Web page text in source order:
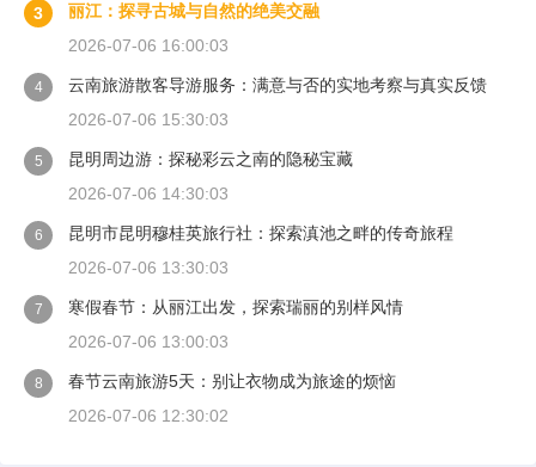
3
丽江：探寻古城与自然的绝美交融
2026-07-06 16:00:03
4
云南旅游散客导游服务：满意与否的实地考察与真实反馈
2026-07-06 15:30:03
5
昆明周边游：探秘彩云之南的隐秘宝藏
2026-07-06 14:30:03
6
昆明市昆明穆桂英旅行社：探索滇池之畔的传奇旅程
2026-07-06 13:30:03
7
寒假春节：从丽江出发，探索瑞丽的别样风情
2026-07-06 13:00:03
8
春节云南旅游5天：别让衣物成为旅途的烦恼
2026-07-06 12:30:02